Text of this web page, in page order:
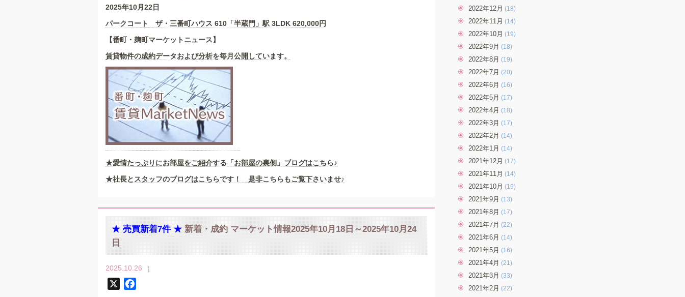
2025年10月22日
パークコート ザ・三番町ハウス 610「半蔵門」駅 3LDK 620,000円
【番町・麹町マーケットニュース】
賃貸物件の成約データおよび分析を毎月公開しています。
★愛情たっぷりにお部屋をご紹介する 「お部屋の裏側」 ブログはこちら♪
★社長とスタッフのブログはこちらです！ 是非こちらもご覧下さいませ♪
★ 売買新着7件 ★新着・成約 マーケット情報2025年10月18日～2025年10月24
日
2025.10.26
2022年12月 (18)
2022年11月 (14)
2022年10月 (19)
2022年9月 (18)
2022年8月 (19)
2022年7月 (20)
2022年6月 (16)
2022年5月 (17)
2022年4月 (18)
2022年3月 (17)
2022年2月 (14)
2022年1月 (14)
2021年12月 (17)
2021年11月 (14)
2021年10月 (19)
2021年9月 (13)
2021年8月 (17)
2021年7月 (22)
2021年6月 (14)
2021年5月 (16)
2021年4月 (21)
2021年3月 (33)
2021年2月 (22)